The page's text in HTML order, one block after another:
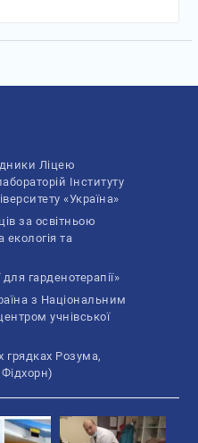
Ліцею
Інституту
«Україна»
за освітньою
та
гарденотерапії»
з Національним
учнівської
Розума,